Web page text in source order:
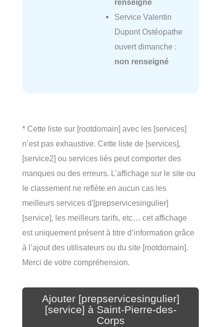
renseigné
Service Valentin
Dupont Ostéopathe
ouvert dimanche :
non renseigné
* Cette liste sur [rootdomain] avec les [services]
n’est pas exhaustive. Cette liste de [services],
[service2] ou services liés peut comporter des
manques ou des erreurs. L’affichage sur le site ou
le classement ne reflète en aucun cas les
meilleurs services d'[prepservicesingulier]
[service], les meilleurs tarifs, etc… cet affichage
est uniquement présent à titre d’information grâce
à l’ajout des utilisateurs ou du site [rootdomain].
Merci de votre compréhension.
Ajouter [prepservicesingulier]
[service] à Saint-Pierre-des-
Corps